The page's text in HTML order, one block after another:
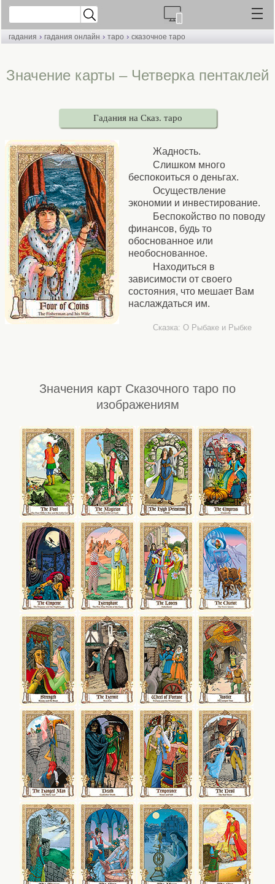
гадания › гадания онлайн › таро › сказочное таро
Значение карты – Четверка пентаклей
Гадания на Сказ. таро
Жадность.
Слишком много
беспокоиться о деньгах.
Осуществление
экономии и инвестирование.
Беспокойство по поводу
финансов, будь то
обоснованное или
необоснованное.
Находиться в
зависимости от своего
состояния, что мешает Вам
наслаждаться им.
Сказка: О Рыбаке и Рыбке
Значения карт Сказочного таро по
изображениям